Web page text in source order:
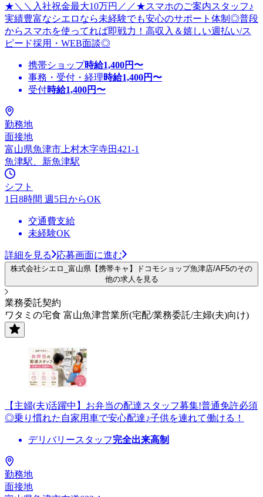
★＼＼入社祝金最大10万円／／★スマホのご案内スタッフ♪
実績豊富なシエロなら未経験でも安心のサポート体制◎普段
からスマホを使ってれば即戦力！高収入＆嬉しい週払い/ス
ピード採用・WEB面談◎
携帯ショップ時給1,400円〜
事務・受付・経理時給1,400円〜
受付時給1,400円〜
勤務地
面接地
富山県魚津市上村木字寺田421-1
魚津駅、新魚津駅
シフト
1日8時間 週5日からOK
交通費支給
未経験OK
詳細を見る 応募画面に進む
株式会社シエロ_富山県【携帯キャ】ドコモショップ魚津店/AF5のその
他の求人を見る
業務委託契約
ワタミの宅食 富山魚津営業所(宅配/業務委託/主婦(夫)向け)
【主婦(夫)活躍中】お弁当の配達スタッフ募集!普通免許必須
◎乗り慣れた自家用車で安心配達♪子供を連れて働ける！
デリバリースタッフ完全出来高制
勤務地
面接地